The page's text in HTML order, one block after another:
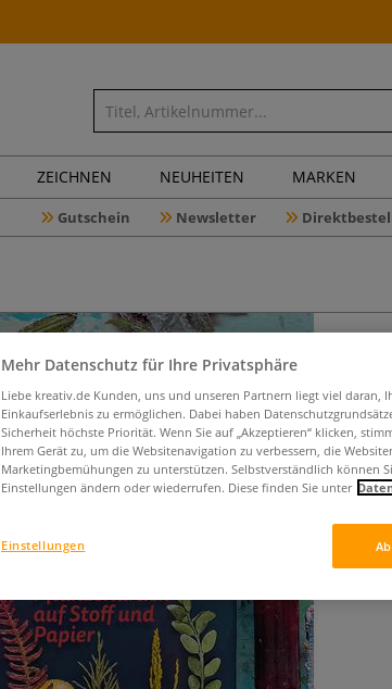
ZEICHNEN NEUHEITEN MARKEN
Gutschein Newsletter
Mehr Datenschutz für Ihre Privatsphäre
Liebe kreativ.de Kunden, uns und unseren Partnern liegt viel daran,
Einkaufserlebnis zu ermöglichen. Dabei haben
Sicherheit höchste Priorität. Wenn Sie auf „Akzeptieren“ klicken,
Ihrem Gerät zu, um die Websitenavigation zu verbessern, die
Marketingbemühungen zu unterstützen. Selbstverständlich können
Einstellungen ändern oder wiederrufen. Diese finden Sie unter
Einstellungen